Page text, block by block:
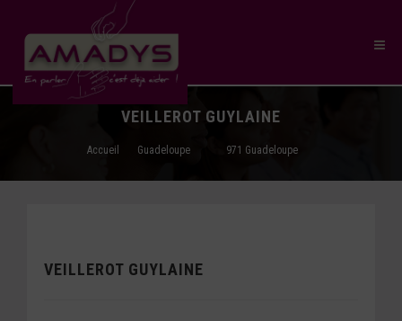
VEILLEROT GUYLAINE
Accueil Guadeloupe 971 Guadeloupe
VEILLEROT GUYLAINE